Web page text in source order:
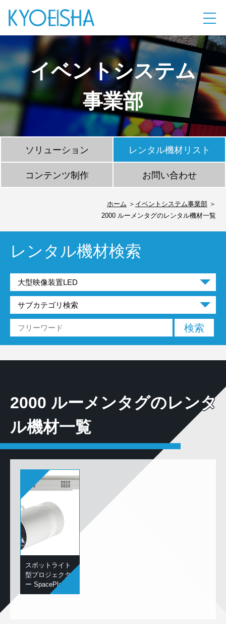
イベントシステム
事業部
ソリューション レンタル機材リスト
コンテンツ制作 お問い合わせ
ホーム
イベントシステム事業部
2000 ルーメンタグのレンタル機材一覧
レンタル機材検索
2000 ルーメンタグのレンタ
ル機材一覧
スポットライト
型プロジェクタ
ー SpacePlayer